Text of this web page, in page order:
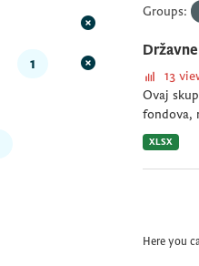
1
Groups:
13
Ovaj
fondova,
XLSX
Here you